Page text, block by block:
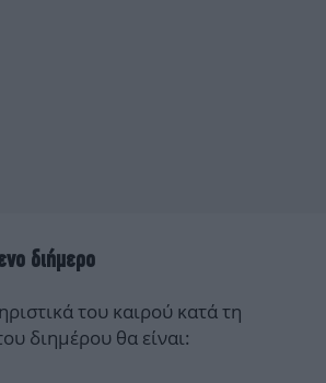
διήμερο
του καιρού κατά τη
διημέρου θα είναι: